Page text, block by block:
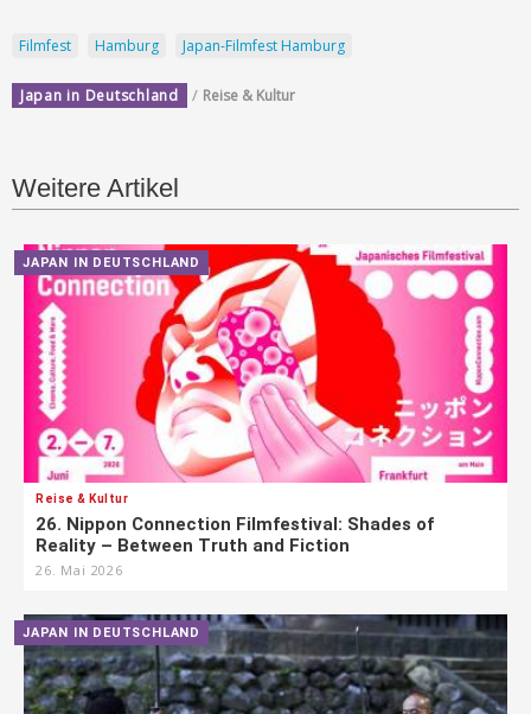
Filmfest Hamburg Japan-Filmfest Hamburg
Japan in Deutschland / Reise & Kultur
Weitere Artikel
JAPAN IN DEUTSCHLAND
Reise & Kultur
26. Nippon Connection Filmfestival: Shades of
Reality – Between Truth and Fiction
26. Mai 2026
JAPAN IN DEUTSCHLAND